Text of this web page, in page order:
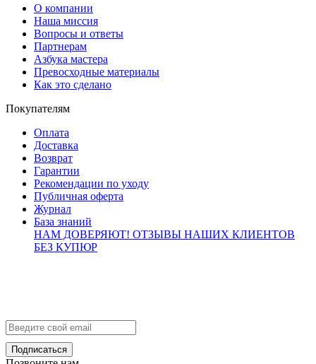
О компании
Наша миссия
Вопросы и ответы
Партнерам
Азбука мастера
Превосходные материалы
Как это сделано
Покупателям
Оплата
Доставка
Возврат
Гарантии
Рекомендации по уходу
Публичная оферта
Журнал
База знаний
НАМ ДОВЕРЯЮТ! ОТЗЫВЫ НАШИХ КЛИЕНТОВ
БЕЗ КУПЮР